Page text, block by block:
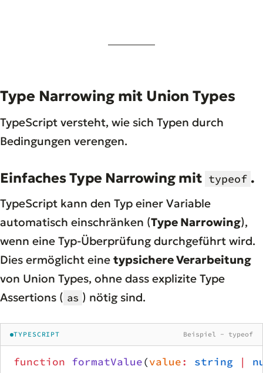
Type Narrowing mit Union Types
TypeScript versteht, wie sich Typen durch
Bedingungen verengen.
Einfaches Type Narrowing mit typeof .
TypeScript kann den Typ einer Variable
automatisch einschränken (Type Narrowing),
wenn eine Typ-Überprüfung durchgeführt wird.
Dies ermöglicht eine typsichere Verarbeitung
von Union Types, ohne dass explizite Type
Assertions ( as ) nötig sind.
TYPESCRIPT Beispiel - typeof
function formatValue(value: string |